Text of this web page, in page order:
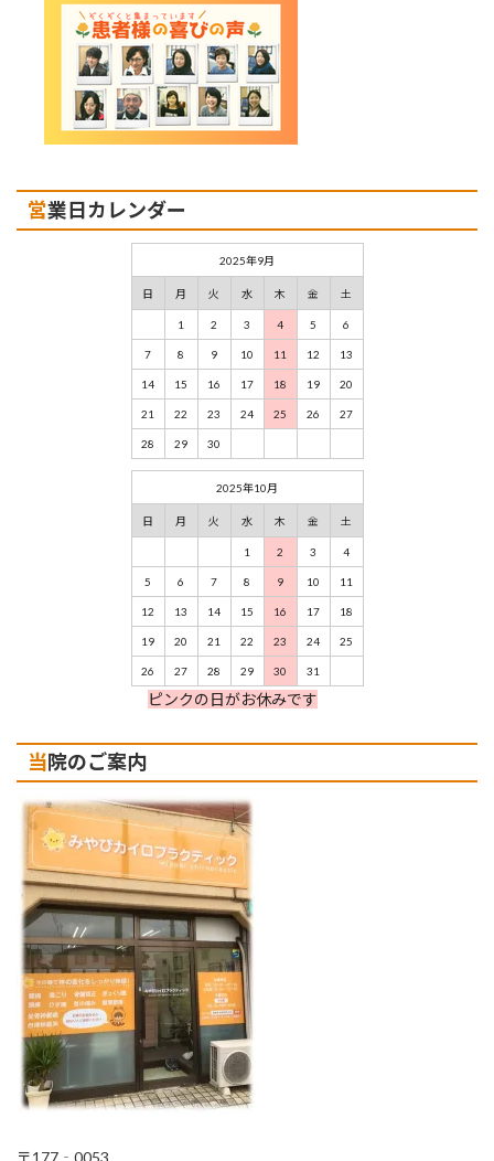
営業日カレンダー
2025年9月
日 月 火 水 木 金 土
1 2 3 4 5 6
7 8 9 10 11 12 13
14 15 16 17 18 19 20
21 22 23 24 25 26 27
28 29 30
2025年10月
日 月 火 水 木 金 土
1 2 3 4
5 6 7 8 9 10 11
12 13 14 15 16 17 18
19 20 21 22 23 24 25
26 27 28 29 30 31
ピンクの日がお休みです
当院のご案内